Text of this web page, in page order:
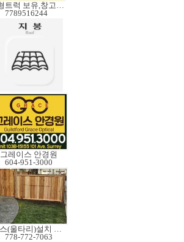
대형트럭 보유,창고보관
7789516244
그레이스 안경원
604-951-3000
펜스(울타리)설치 수리
778-772-7063